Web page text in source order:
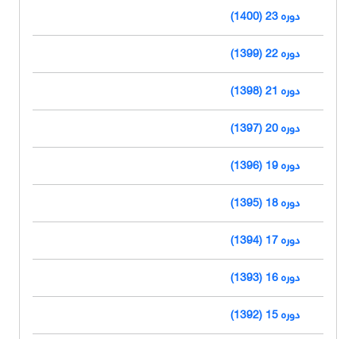
دوره 23 (1400)
دوره 22 (1399)
دوره 21 (1398)
دوره 20 (1397)
دوره 19 (1396)
دوره 18 (1395)
دوره 17 (1394)
دوره 16 (1393)
دوره 15 (1392)